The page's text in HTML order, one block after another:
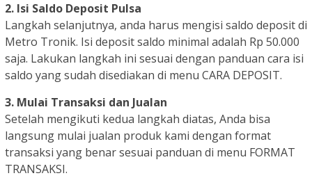
2. Isi Saldo Deposit Pulsa
Langkah selanjutnya, anda harus mengisi saldo deposit di
Metro Tronik. Isi deposit saldo minimal adalah Rp 50.000
saja. Lakukan langkah ini sesuai dengan panduan cara isi
saldo yang sudah disediakan di menu CARA DEPOSIT.
3. Mulai Transaksi dan Jualan
Setelah mengikuti kedua langkah diatas, Anda bisa
langsung mulai jualan produk kami dengan format
transaksi yang benar sesuai panduan di menu FORMAT
TRANSAKSI.